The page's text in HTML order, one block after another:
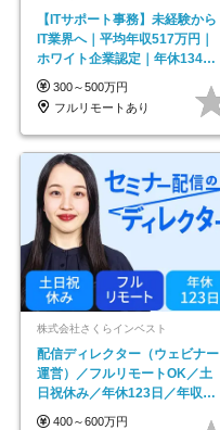
【ITサポート事務】未経験から
IT業界へ｜平均年収517万円｜
ホワイト企業認定｜年休134日
｜リモートOK
300～500万円
フルリモートあり
株式会社さくらインベスト
配信ディレクター（ウェビナー
運営）／フルリモートOK／土
日祝休み／年休123日／年収
600万円可
400～600万円